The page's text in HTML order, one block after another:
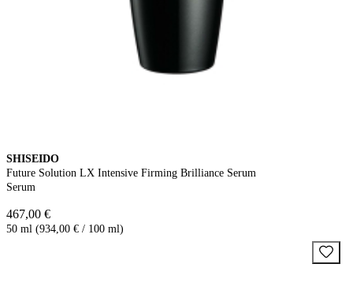
SHISEIDO
Future Solution LX Intensive Firming Brilliance Serum
Serum
467,00 €
50 ml (934,00 € / 100 ml)